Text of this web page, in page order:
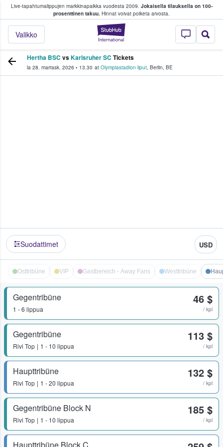
Live-tapahtumalippujen markkinapaikka vuodesta 2009. Jokaisella tilauksella on 100-
prosenttinen takuu. Hinnat voivat poiketa arvosta.
StubHub -
Valikko
fanit ostavat ja myyvät lippuja
Hertha BSC vsKarlsruher SC Tickets
la 28. marrask. 2026 • 13.30 at Olympiastadion liput, Berlin, BE
Suodattimet USD
Osttribüne VIP Gastbereich - Away Fans Westtribüne
Gegentribüne
1 - 6 lippua
46 $
/ kpl
Gegentribüne
Rivi Top 1 - 10 lippua
113 $
/ kpl
Haupttribüne
Rivi Top 1 - 20 lippua
132 $
/ kpl
Gegentribüne Block N
Rivi Top 1 - 10 lippua
185 $
/ kpl